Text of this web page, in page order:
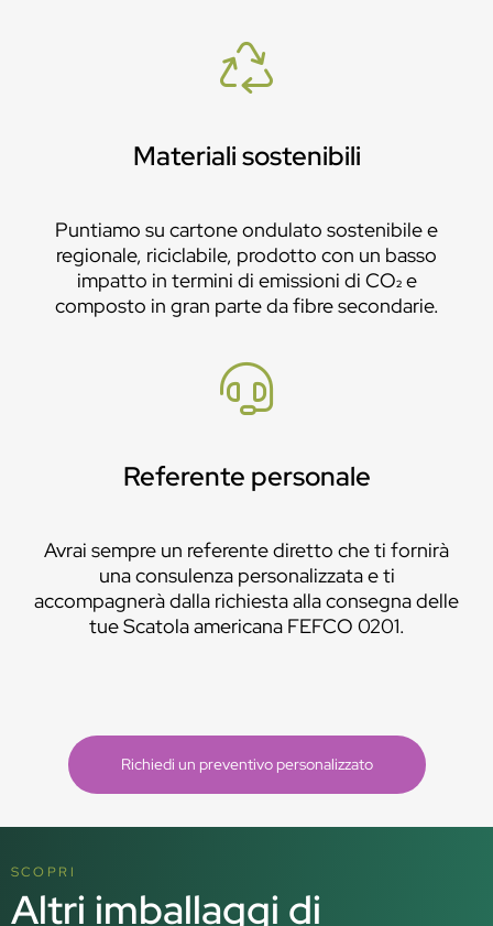
Materiali sostenibili
Puntiamo su cartone ondulato sostenibile e
regionale, riciclabile, prodotto con un basso
impatto in termini di emissioni di CO₂ e
composto in gran parte da fibre secondarie.
Referente personale
Avrai sempre un referente diretto che ti fornirà
una consulenza personalizzata e ti
accompagnerà dalla richiesta alla consegna delle
tue Scatola americana FEFCO 0201.
Richiedi un preventivo personalizzato
SCOPRI
Altri imballaggi di